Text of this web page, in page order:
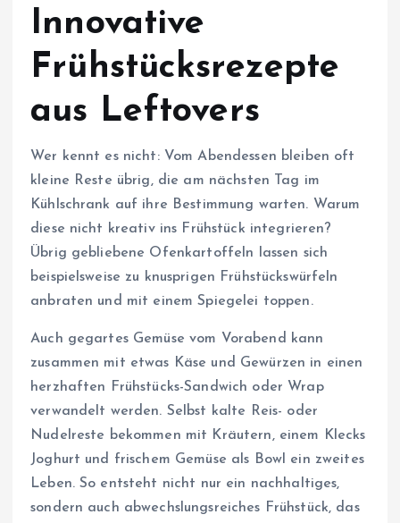
Innovative
Frühstücksrezepte
aus Leftovers
Wer kennt es nicht: Vom Abendessen bleiben oft
kleine Reste übrig, die am nächsten Tag im
Kühlschrank auf ihre Bestimmung warten. Warum
diese nicht kreativ ins Frühstück integrieren?
Übrig gebliebene Ofenkartoffeln lassen sich
beispielsweise zu knusprigen Frühstückswürfeln
anbraten und mit einem Spiegelei toppen.
Auch gegartes Gemüse vom Vorabend kann
zusammen mit etwas Käse und Gewürzen in einen
herzhaften Frühstücks-Sandwich oder Wrap
verwandelt werden. Selbst kalte Reis- oder
Nudelreste bekommen mit Kräutern, einem Klecks
Joghurt und frischem Gemüse als Bowl ein zweites
Leben. So entsteht nicht nur ein nachhaltiges,
sondern auch abwechslungsreiches Frühstück, das